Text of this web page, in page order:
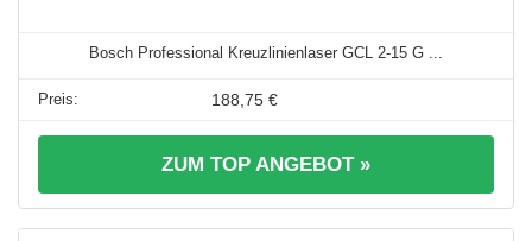
Bosch Professional Kreuzlinienlaser GCL 2-15 G ...
188,75 €
ZUM TOP ANGEBOT »